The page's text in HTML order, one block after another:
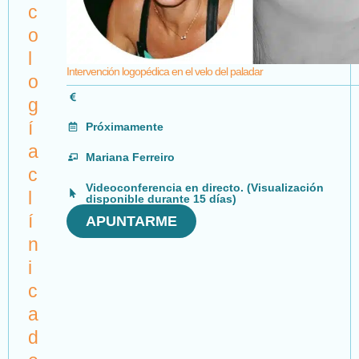
c
o
l
o
g
í
a
c
l
í
n
i
c
a
d
Intervención logopédica en el velo del paladar
Próximamente
Mariana Ferreiro
Videoconferencia en directo. (Visualización
disponible durante 15 días)
APUNTARME